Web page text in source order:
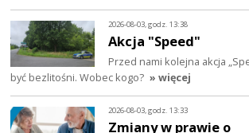
2026-08-03, godz. 13:38
Akcja "Speed"
Przed nami kolejna akcja
być bezlitośni. Wobec kogo? » więcej
2026-08-03, godz. 13:33
Zmiany w prawie o